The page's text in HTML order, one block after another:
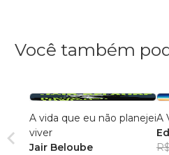
Você também
A vida que eu não planejei
viver
Jair Beloube
A